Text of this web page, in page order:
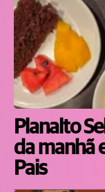
Planalto
da manhã
Pais